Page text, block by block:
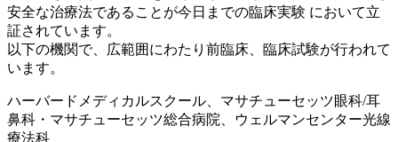
安全な治療法であることが今日までの臨床実験 において立
証されています。
以下の機関で、広範囲にわたり前臨床、臨床試験が行われて
います。
ハーバードメディカルスクール、マサチューセッツ眼科/耳
鼻科・マサチューセッツ総合病院、ウェルマンセンター光線
療法科